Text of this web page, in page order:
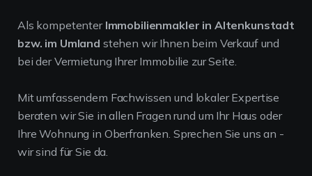
Als kompetenter Immobilienmakler in Altenkunstadt
bzw. im Umland stehen wir Ihnen beim Verkauf und
bei der Vermietung Ihrer Immobilie zur Seite.
Mit umfassendem Fachwissen und lokaler Expertise
beraten wir Sie in allen Fragen rund um Ihr Haus oder
Ihre Wohnung in Oberfranken. Sprechen Sie uns an -
wir sind für Sie da.